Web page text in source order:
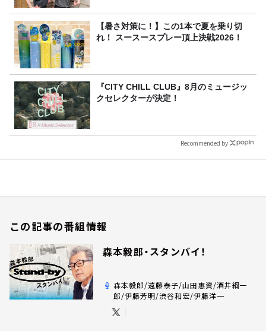
【暑さ対策に！】この1本で夏を乗り切
れ！ スースースプレー頂上決戦2026！
『CITY CHILL CLUB』8月のミュージッ
クセレクターが決定！
Recommended by
この記事の番組情報
森本毅郎・スタンバイ！
森本毅郎/遠藤泰子/山田惠資/酒井綱一
郎/伊藤芳明/渋谷和宏/伊藤洋一